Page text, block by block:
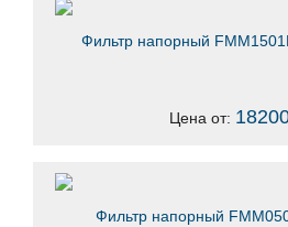
Фильтр напорный
Цена от:
Фильтр напорный